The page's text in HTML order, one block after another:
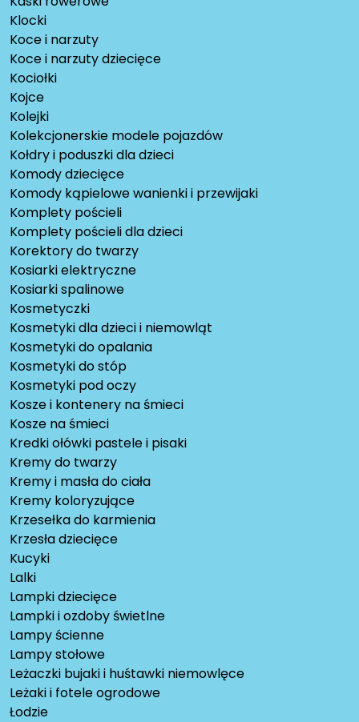
Klocki
Koce i narzuty
Koce i narzuty dziecięce
Kociołki
Kojce
Kolejki
Kolekcjonerskie modele pojazdów
Kołdry i poduszki dla dzieci
Komody dziecięce
Komody kąpielowe wanienki i przewijaki
Komplety pościeli
Komplety pościeli dla dzieci
Korektory do twarzy
Kosiarki elektryczne
Kosiarki spalinowe
Kosmetyczki
Kosmetyki dla dzieci i niemowląt
Kosmetyki do opalania
Kosmetyki do stóp
Kosmetyki pod oczy
Kosze i kontenery na śmieci
Kosze na śmieci
Kredki ołówki pastele i pisaki
Kremy do twarzy
Kremy i masła do ciała
Kremy koloryzujące
Krzesełka do karmienia
Krzesła dziecięce
Kucyki
Lalki
Lampki dziecięce
Lampki i ozdoby świetlne
Lampy ścienne
Lampy stołowe
Leżaczki bujaki i huśtawki niemowlęce
Leżaki i fotele ogrodowe
Łodzie